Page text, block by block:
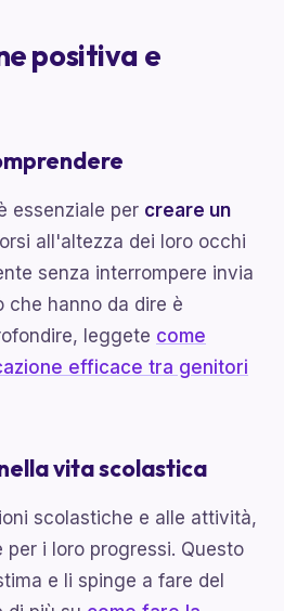
positiva e
essenziale per creare un
all'altezza dei loro occhi
senza interrompere invia
che hanno da dire è
leggete come
efficace tra genitori
vita scolastica
scolastiche e alle attività,
per i loro progressi. Questo
e li spinge a fare del